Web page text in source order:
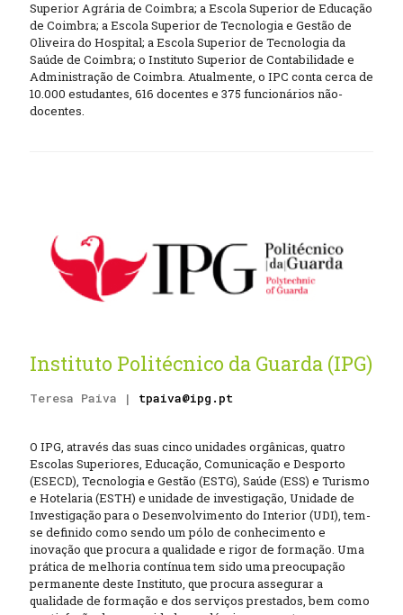
Superior Agrária de Coimbra; a Escola Superior de Educação
de Coimbra; a Escola Superior de Tecnologia e Gestão de
Oliveira do Hospital; a Escola Superior de Tecnologia da
Saúde de Coimbra; o Instituto Superior de Contabilidade e
Administração de Coimbra. Atualmente, o IPC conta cerca de
10.000 estudantes, 616 docentes e 375 funcionários não-
docentes.
Instituto Politécnico da Guarda (IPG)
Teresa Paiva | tpaiva@ipg.pt
O IPG, através das suas cinco unidades orgânicas, quatro
Escolas Superiores, Educação, Comunicação e Desporto
(ESECD), Tecnologia e Gestão (ESTG), Saúde (ESS) e Turismo
e Hotelaria (ESTH) e unidade de investigação, Unidade de
Investigação para o Desenvolvimento do Interior (UDI), tem-
se definido como sendo um pólo de conhecimento e
inovação que procura a qualidade e rigor de formação. Uma
prática de melhoria contínua tem sido uma preocupação
permanente deste Instituto, que procura assegurar a
qualidade de formação e dos serviços prestados, bem como